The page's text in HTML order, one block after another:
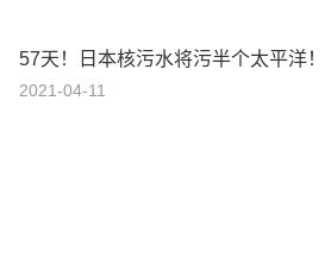
57天！日本核污水将污半个太平洋！
2021-04-11